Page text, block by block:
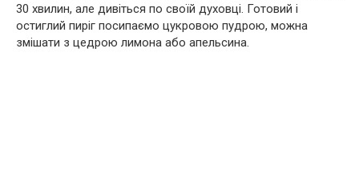
30 хвилин, але дивіться по своїй духовці. Готовий і
остиглий пиріг посипаємо цукровою пудрою, можна
змішати з цедрою лимона або апельсина.